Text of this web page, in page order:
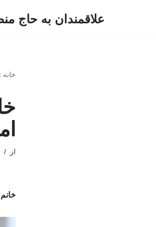
علاقمندان به حاج
خانه
از